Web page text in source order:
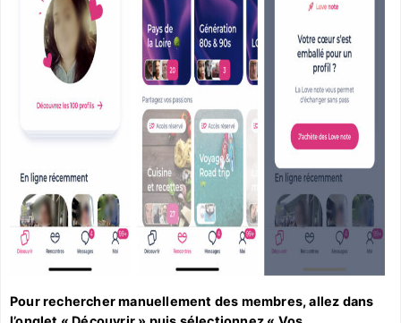
Pour rechercher manuellement des membres, allez dans